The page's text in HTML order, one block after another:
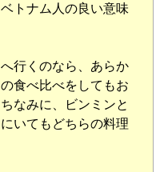
トナム人の良い意味
行くのなら、あらか
食べ比べをしてもお
なみに、ビンミンと
いてもどちらの料理